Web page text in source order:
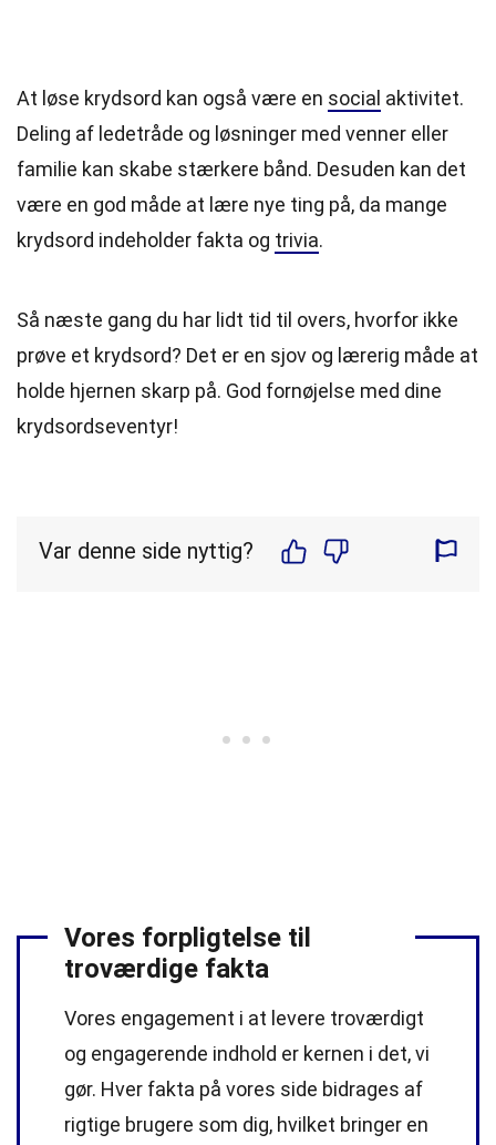
At løse krydsord kan også være en social aktivitet.
Deling af ledetråde og løsninger med venner eller
familie kan skabe stærkere bånd. Desuden kan det
være en god måde at lære nye ting på, da mange
krydsord indeholder fakta og trivia.
Så næste gang du har lidt tid til overs, hvorfor ikke
prøve et krydsord? Det er en sjov og lærerig måde at
holde hjernen skarp på. God fornøjelse med dine
krydsordseventyr!
Var denne side nyttig?
Vores forpligtelse til
troværdige fakta
Vores engagement i at levere troværdigt
og engagerende indhold er kernen i det, vi
gør. Hver fakta på vores side bidrages af
rigtige brugere som dig, hvilket bringer en